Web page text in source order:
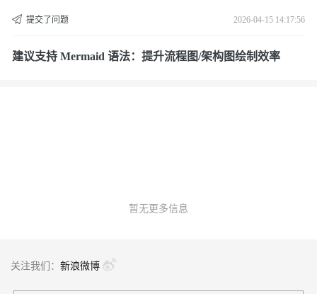
提交了问题 2026-04-15 14:17:56
建议支持 Mermaid 语法：提升流程图/架构图绘制效率
暂无更多信息
关注我们： 新浪微博